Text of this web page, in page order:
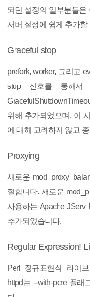
되던 설정의 일부분들은
서버 설정에 쉽게 추가할
Graceful stop
prefork, worker, 그리고
stop 신호를 통해서
위해 추가되었으며, 이
에 대해 고려하지 않고
Proxying
새로운
절합니다. 새로운
사용하는 Apache JServ
추가되었습니다.
Regular Expression!
Perl 정규표현식 라이
httpd는 --with-pcre 플래